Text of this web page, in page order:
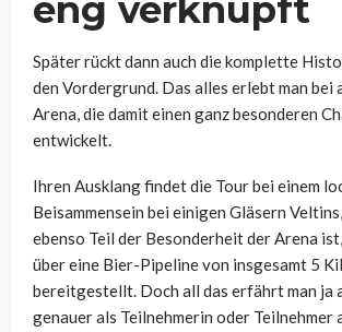
eng verknüpft
Später rückt dann auch die komplette
den Vordergrund. Das alles erlebt man bei
Arena, die damit einen ganz besonderen
entwickelt.
Ihren Ausklang findet die Tour bei einem
Beisammensein bei einigen Gläsern
ebenso Teil der Besonderheit der Arena
über eine Bier-Pipeline von insgesamt 5
bereitgestellt. Doch all das erfährt man ja
genauer als Teilnehmerin oder Teilnehmer